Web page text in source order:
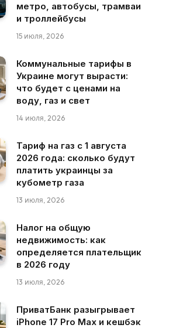
метро, автобусы, трамваи
и троллейбусы
15 июля, 2026
Коммунальные тарифы в
Украине могут вырасти:
что будет с ценами на
воду, газ и свет
14 июля, 2026
Тариф на газ с 1 августа
2026 года: сколько будут
платить украинцы за
кубометр газа
13 июля, 2026
Налог на общую
недвижимость: как
определяется плательщик
в 2026 году
13 июля, 2026
ПриватБанк разыгрывает
iPhone 17 Pro Max и кешбэк